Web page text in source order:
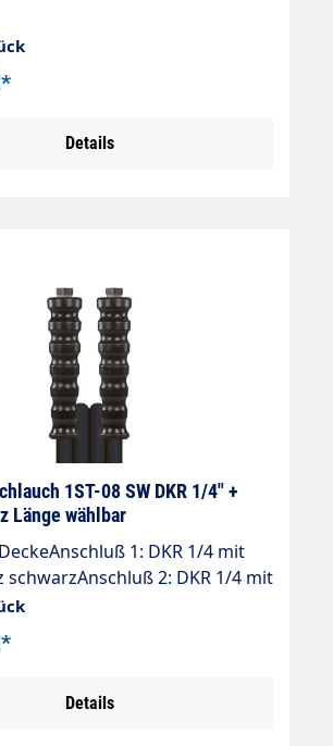
Details
1ST-08 SW DKR 1/4" +
Länge wählbar
1: DKR 1/4 mit
schwarzAnschluß 2: DKR 1/4 mit
8Typ: 1ST (1
gewickelte
schwarzMax. 210 bar / 150
Details